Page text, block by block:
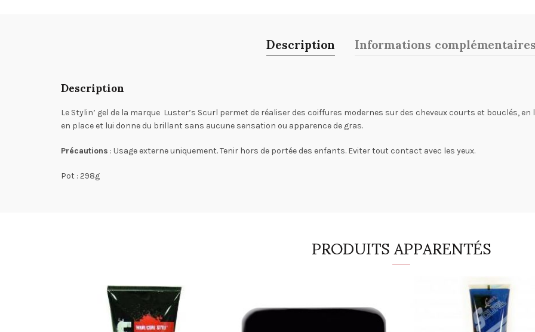
Description Informations
Description
Le Stylin’ gel de la marque Luster’s Scurl permet de réaliser des coiffures modernes sur des cheveux courts et bouclés,
en place et lui donne du brillant sans aucune sensation ou apparence de gras.
Précautions : Usage externe uniquement. Tenir hors de portée des enfants. Eviter tout contact avec les yeux.
Pot : 298g
PRODUITS APPARENTÉS